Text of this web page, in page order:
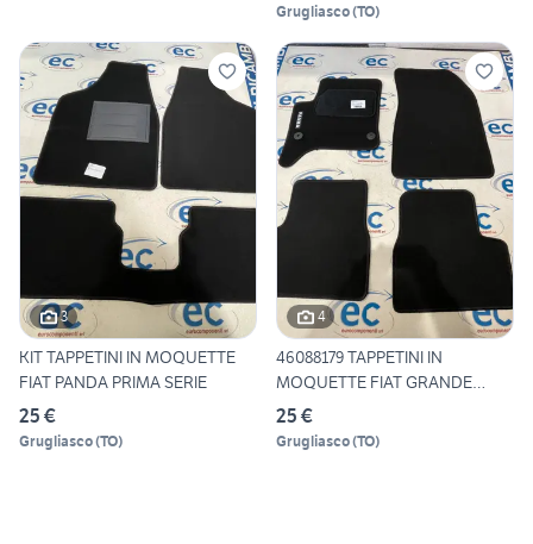
Grugliasco(TO)
3
KIT TAPPETINI IN MOQUETTE
FIAT PANDA PRIMA SERIE
25 €
Grugliasco(TO)
4
46088179 TAPPETINI IN
MOQUETTE FIAT GRANDE
PANDA H
25 €
Grugliasco(TO)